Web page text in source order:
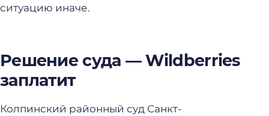
ситуацию иначе.
Решение суда — Wildberries
заплатит
Колпинский районный суд Санкт-